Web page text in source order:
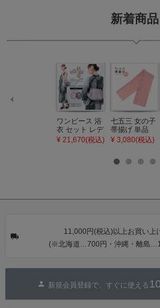
新着商品
ワンピース 浴
衣 セット レデ
ィース 吸水速
タン・夜の葉
カシュクール
ワンピース 簡
単着付け 大人
¥ 21,670(税込)
七五三 女の子
帯揚げ 単品
「灰桃色」日
びあげ 和装 着
【メール便不
¥ 3,080(税込)
11,000円(税込)以上お買い上
(※北海道…700円・沖縄・離島
新規会員登録で、すぐに使える